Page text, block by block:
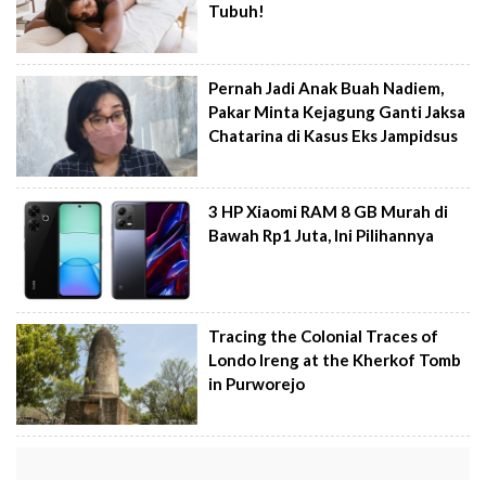
Tubuh!
Pernah Jadi Anak Buah Nadiem,
Pakar Minta Kejagung Ganti Jaksa
Chatarina di Kasus Eks Jampidsus
3 HP Xiaomi RAM 8 GB Murah di
Bawah Rp1 Juta, Ini Pilihannya
Tracing the Colonial Traces of
Londo Ireng at the Kherkof Tomb
in Purworejo